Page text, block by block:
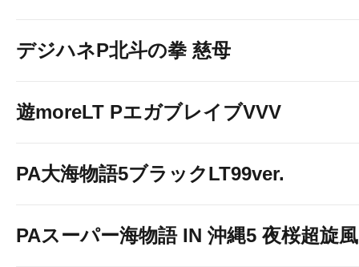
デジハネP北斗の拳 慈母
遊moreLT PエガブレイブVVV
PA大海物語5ブラックLT99ver.
PAスーパー海物語 IN 沖縄5 夜桜超旋